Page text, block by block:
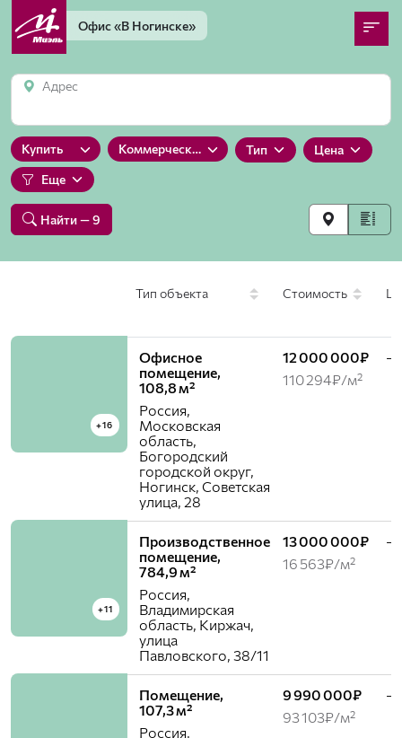
Офис«В Ногинске»
Адрес
Купить Коммерческую Тип
Цена
Еще
Найти— 9
Тип объекта Стоимость
+16
Офисное
помещение,
108,8 м²
Россия,
Московская
область,
Богородский
городской округ,
Ногинск, Советская
улица, 28
12 000 000₽
110 294₽/м²
—
+11
Производственное
помещение,
784,9 м²
Россия,
Владимирская
область, Киржач,
улица
Павловского, 38/11
13 000 000₽
16 563₽/м²
—
Помещение,
107,3 м²
Россия,
9 990 000₽
93 103₽/м²
—